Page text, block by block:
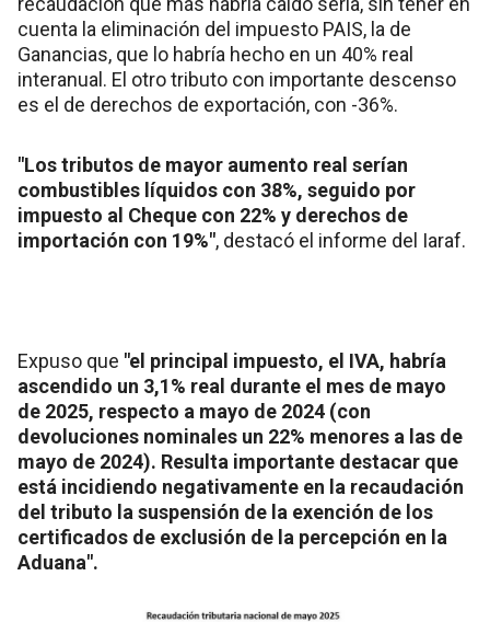
cuenta la eliminación del impuesto PAIS, la de
Ganancias, que lo habría hecho en un 40% real
interanual. El otro tributo con importante descenso
es el de derechos de exportación, con -36%.
"Los tributos de mayor aumento real serían
combustibles líquidos con 38%, seguido por
impuesto al Cheque con 22% y derechos de
importación con 19%", destacó el informe del Iaraf.
Expuso que "el principal impuesto, el IVA, habría
ascendido un 3,1% real durante el mes de mayo
de 2025, respecto a mayo de 2024 (con
devoluciones nominales un 22% menores a las de
mayo de 2024). Resulta importante destacar que
está incidiendo negativamente en la recaudación
del tributo la suspensión de la exención de los
certificados de exclusión de la percepción en la
Aduana".